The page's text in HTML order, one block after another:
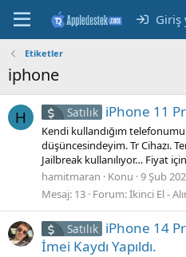
Giriş
Etiketler
iphone
H Satılık iPhone 11
Kendi kullandığım
düşüncesindeyim. Tr Cihazı.
Jailbreak kullanılıyor… Fiyat
hamitmaran
Konu 9 Şub
Mesaj: 13 Forum:İkinci El -
Satılık iPhone 14
İmei Kaydı Yapıldı.